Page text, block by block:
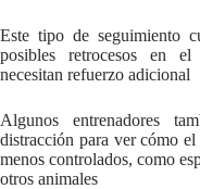
Este tipo de seguimiento
posibles retrocesos en
necesitan refuerzo adicional
Algunos entrenadores
distracción para ver cómo
menos controlados, como
otros animales